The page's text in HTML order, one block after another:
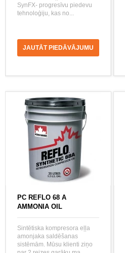
SynFX- progresīvu piedevu
tehnoloģiju, kas no...
JAUTĀT PIEDĀVĀJUMU
PC REFLO 68 A
AMMONIA OIL
Sintētiska kompresora eļļa
amonjaka saldēšanas
sistēmām. Mūsu klienti ziņo